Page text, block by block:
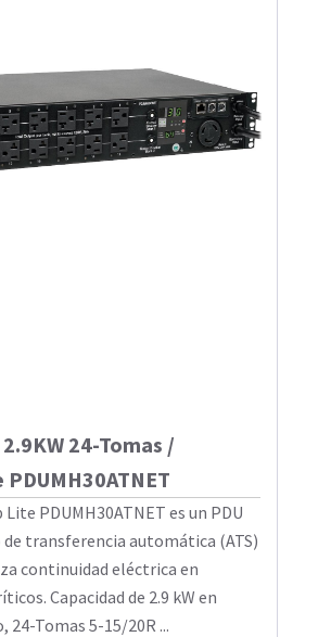
2.9KW 24-Tomas /
PDUMH30ATNET es un PDU
transferencia automática (ATS)
continuidad eléctrica en
Capacidad de 2.9 kW en
24-Tomas 5-15/20R ...